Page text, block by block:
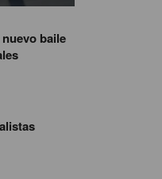
baile